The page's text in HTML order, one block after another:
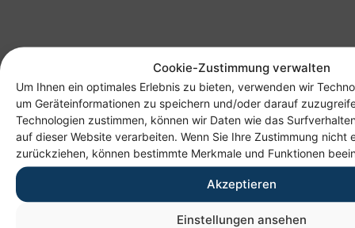
Cookie-Zustimmung verwalten
Um Ihnen ein optimales Erlebnis zu bieten, verwenden wir
um Geräteinformationen zu speichern und/oder darauf
Technologien zustimmen, können wir Daten wie das
auf dieser Website verarbeiten. Wenn Sie Ihre Zustimmung nicht
zurückziehen, können bestimmte Merkmale und Funktionen
Akzeptieren
Einstellungen ansehen
Anschrift